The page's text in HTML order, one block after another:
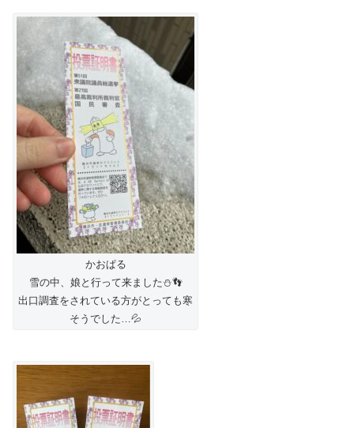
かおぱる
雪の中、娘と行って来ました⛄️👣
出口調査をされている方がとっても寒
そうでした…💦